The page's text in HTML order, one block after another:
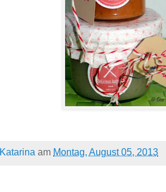
Katarina am Montag, August 05, 2013